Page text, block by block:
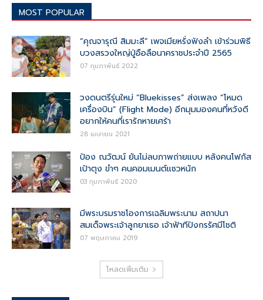
MOST POPULAR
“คุณจารุณี สิมมะลี” เพจเมียหรั่งฟังลำ เข้าร่วมพิธี
บวงสรวงใหญ่ปู่อือลือนาคราชประจำปี 2565
07 กุมภาพันธ์ 2022
วงดนตรีรุ่นใหม่ “Bluekisses” ส่งเพลง “โหมด
เครื่องบิน” (Flight Mode) อีกมุมมองคนที่หวังดี
อยากให้คนที่เรารักหายเศร้า
28 เมษายน 2021
ป้อง ณวัฒน์ ยันไม่ลบภาพถ่ายแบบ หลังคนโฟกัส
เป้าตุง ขำๆ คนคอมเมนต์แซวหนัก
03 กุมภาพันธ์ 2020
มีพระบรมราชโองการเฉลิมพระนาม สถาปนา
สมเด็จพระเจ้าลูกยาเธอ เจ้าฟ้าทีปังกรรัศมีโชติ
07 พฤษภาคม 2019
โหลดเพิ่มเติม